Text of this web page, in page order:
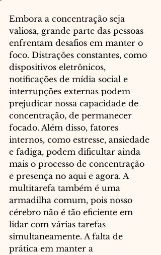
Embora a concentração seja
valiosa, grande parte das pessoas
enfrentam desafios em manter o
foco. Distrações constantes, como
dispositivos eletrônicos,
notificações de mídia social e
interrupções externas podem
prejudicar nossa capacidade de
concentração, de permanecer
focado. Além disso, fatores
internos, como estresse, ansiedade
e fadiga, podem dificultar ainda
mais o processo de concentração
e presença no aqui e agora. A
multitarefa também é uma
armadilha comum, pois nosso
cérebro não é tão eficiente em
lidar com várias tarefas
simultaneamente. A falta de
prática em manter a